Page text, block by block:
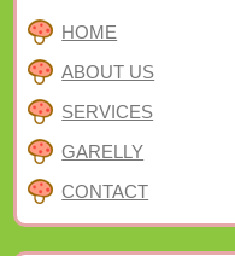
HOME
ABOUT US
SERVICES
GARELLY
CONTACT